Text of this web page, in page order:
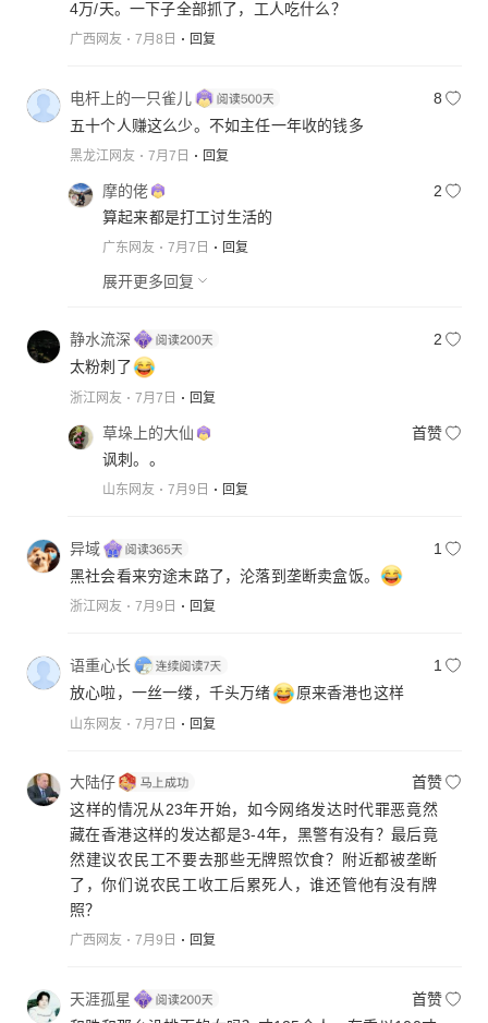
4万/天。一下子全部抓了，工人吃什么？
广西网友 7月8日 回复
电杆上的一只雀儿
8
五十个人赚这么少。不如主任一年收的钱多
黑龙江网友 7月7日 回复
摩的佬
2
算起来都是打工讨生活的
广东网友 7月7日 回复
展开更多回复
静水流深
2
太粉刺了
浙江网友 7月7日 回复
草垛上的大仙
首赞
讽刺。。
山东网友 7月9日 回复
异域
1
黑社会看来穷途末路了，沦落到垄断卖盒饭。
浙江网友 7月9日 回复
语重心长
1
放心啦，一丝一缕，千头万绪
原来香港也这样
山东网友 7月7日 回复
大陆仔
首赞
这样的情况从23年开始，如今网络发达时代罪恶竟然
藏在香港这样的发达都是3-4年，黑警有没有？最后竟
然建议农民工不要去那些无牌照饮食？附近都被垄断
了，你们说农民工收工后累死人，谁还管他有没有牌
照？
广西网友 7月9日 回复
天涯孤星
首赞